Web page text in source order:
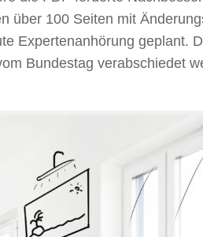
über 100 Seiten mit
Expertenanhörung geplant.
Bundestag verabschiedet